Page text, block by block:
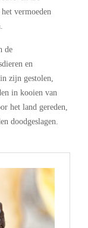
vermoeden
de
en
zijn gestolen,
in kooien van
het land gereden,
doodgeslagen.